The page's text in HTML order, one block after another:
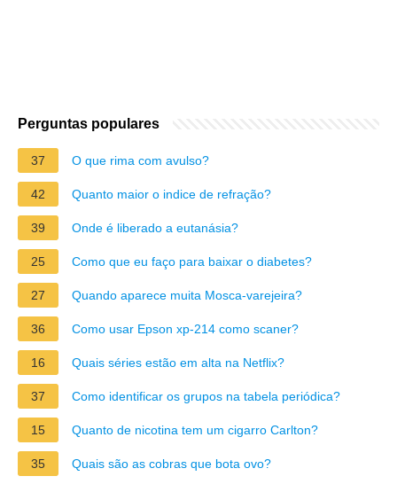
Perguntas populares
37 O que rima com avulso?
42 Quanto maior o indice de refração?
39 Onde é liberado a eutanásia?
25 Como que eu faço para baixar o diabetes?
27 Quando aparece muita Mosca-varejeira?
36 Como usar Epson xp-214 como scaner?
16 Quais séries estão em alta na Netflix?
37 Como identificar os grupos na tabela periódica?
15 Quanto de nicotina tem um cigarro Carlton?
35 Quais são as cobras que bota ovo?